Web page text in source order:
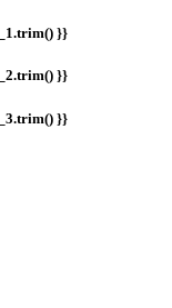
}}
}}
}}